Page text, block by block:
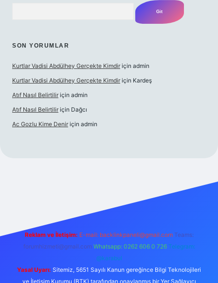
SON YORUMLAR
Kurtlar Vadisi Abdülhey Gerçekte Kimdir için admin
Kurtlar Vadisi Abdülhey Gerçekte Kimdir için Kardeş
Atıf Nasıl Belirtilir için admin
Atıf Nasıl Belirtilir için Dağcı
Ac Gozlu Kime Denir için admin
Reklam ve İletişim: E-mail: backlinkpaneli@gmail.com Teams:
forumhizmeti@gmail.com Whatsapp: 0262 606 0 726 Telegram:
@karabul
Yasal Uyarı: Sitemiz, 5651 Sayılı Kanun gereğince Bilgi Teknolojileri
ve İletişim Kurumu (BTK) tarafından onaylanmış bir Yer Sağlayıcı